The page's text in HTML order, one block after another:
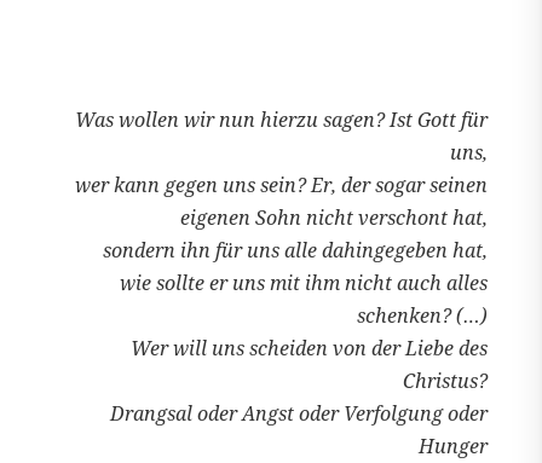
Was wollen wir nun hierzu sagen? Ist Gott für
uns,
wer kann gegen uns sein? Er, der sogar seinen
eigenen Sohn nicht verschont hat,
sondern ihn für uns alle dahingegeben hat,
wie sollte er uns mit ihm nicht auch alles
schenken? (…)
Wer will uns scheiden von der Liebe des
Christus?
Drangsal oder Angst oder Verfolgung oder
Hunger